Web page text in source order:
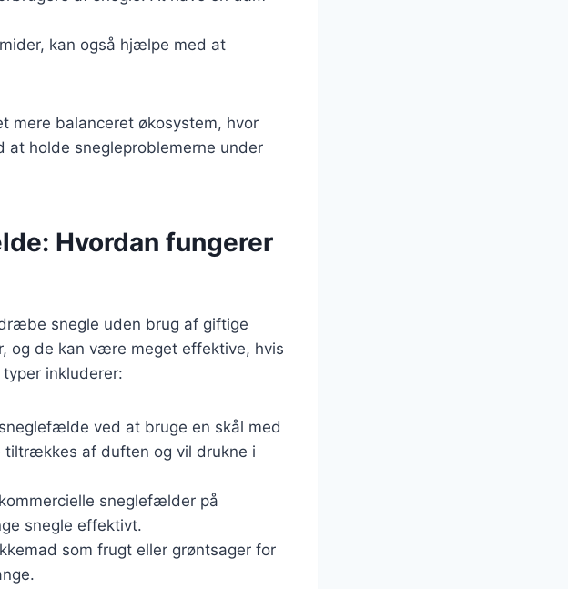
kan også hjælpe med at
mere balanceret økosystem, hvor
holde snegleproblemerne under
Hvordan fungerer
snegle uden brug af giftige
og de kan være meget effektive, hvis
inkluderer:
ved at bruge en skål med
af duften og vil drukne i
sneglefælder på
snegle effektivt.
som frugt eller grøntsager for